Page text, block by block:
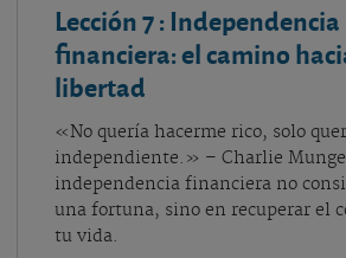
Lección 7: Independencia
financiera: el camino
libertad
«No quería hacerme rico, solo
independiente.» – Charlie
independencia financiera no
una fortuna, sino en recuperar el
tu vida.